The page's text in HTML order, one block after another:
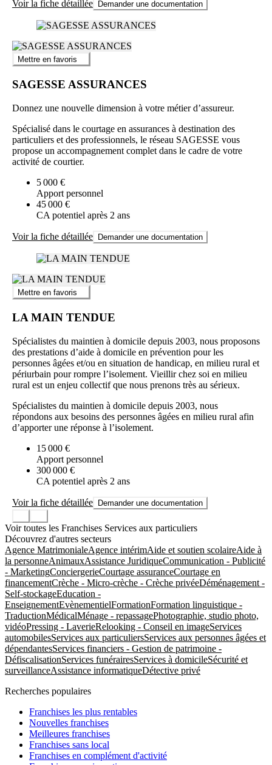
Voir la fiche détaillée Demander une documentation
Mettre en favoris
SAGESSE ASSURANCES
Donnez une nouvelle dimension à votre métier d’assureur.
Spécialisé dans le courtage en assurances à destination des
particuliers et des professionnels, le réseau SAGESSE vous
propose un accompagnement complet dans le cadre de votre
activité de courtier.
5 000 €
Apport personnel
45 000 €
CA potentiel après 2 ans
Voir la fiche détaillée Demander une documentation
Mettre en favoris
LA MAIN TENDUE
Spécialistes du maintien à domicile depuis 2003, nous proposons
des prestations d’aide à domicile en prévention pour les
personnes âgées et/ou en situation de handicap, en milieu rural et
périurbain pour rompre l’isolement. Vieillir chez soi en milieu
rural est un enjeu collectif que nous prenons très au sérieux.
Spécialistes du maintien à domicile depuis 2003, nous
répondons aux besoins des personnes âgées en milieu rural afin
d’apporter une réponse à l’isolement.
15 000 €
Apport personnel
300 000 €
CA potentiel après 2 ans
Voir la fiche détaillée Demander une documentation
Voir toutes les Franchises Services aux particuliers
Découvrez d'autres secteurs
Agence MatrimonialeAgence intérimAide et soutien scolaireAide à
la personneAnimauxAssistance JuridiqueCommunication - Publicité
- MarketingConciergerieCourtage assuranceCourtage en
financementCrèche - Micro-crèche - Crèche privéeDéménagement -
Self-stockageEducation -
EnseignementEvènementielFormationFormation linguistique -
TraductionMédicalMénage - repassagePhotographie, studio photo,
vidéoPressing - LaverieRelooking - Conseil en imageServices
automobilesServices aux particuliersServices aux personnes âgées et
dépendantesServices financiers - Gestion de patrimoine -
DéfiscalisationServices funérairesServices à domicileSécurité et
surveillanceAssistance informatiqueDétective privé
Recherches populaires
Franchises les plus rentables
Nouvelles franchises
Meilleures franchises
Franchises sans local
Franchises en complément d'activité